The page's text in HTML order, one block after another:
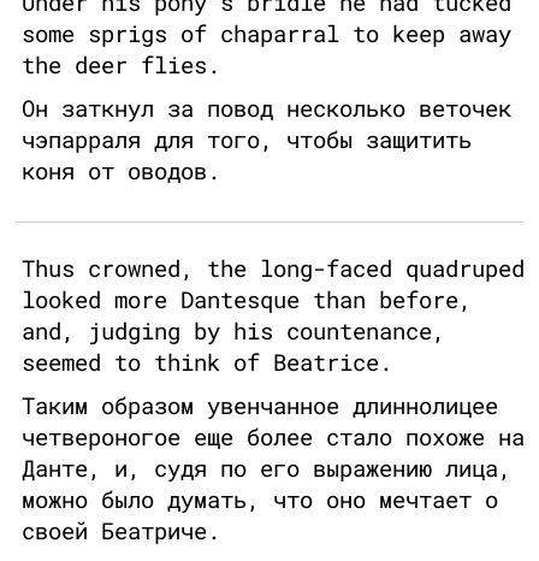
some sprigs of chaparral to keep away
the deer flies.
Он заткнул за повод несколько веточек
чэпарраля для того, чтобы защитить
коня от оводов.
Thus crowned, the long-faced quadruped
looked more Dantesque than before,
and, judging by his countenance,
seemed to think of Beatrice.
Таким образом увенчанное длиннолицее
четвероногое еще более стало похоже на
Данте, и, судя по его выражению лица,
можно было думать, что оно мечтает о
своей Беатриче.